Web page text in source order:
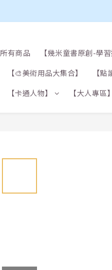
所有商品 【幾米童書原創-學習
【🎨美術用品大集合】 【點
【卡通人物】 【大人專區】